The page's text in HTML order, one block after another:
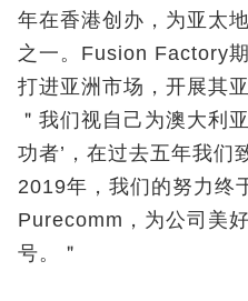
年在香港创办，为亚太
之一。Fusion Factory
打进亚洲市场，开展其
＂我们视自己为澳大利
功者’，在过去五年我们
2019年，我们的努力终
Purecomm，为公司美
号。＂